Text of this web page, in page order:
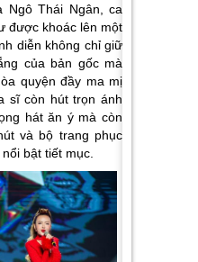
Ngô Thái Ngân, ca
được khoác lên một
diễn không chỉ giữ
của bản gốc mà
quyện đầy ma mị
sĩ còn hút trọn ánh
hát ăn ý mà còn
và bộ trang phục
bật tiết mục.